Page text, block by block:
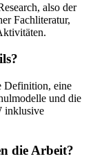
also der
Fachliteratur,
Definition, eine
und die
inklusive
die Arbeit?